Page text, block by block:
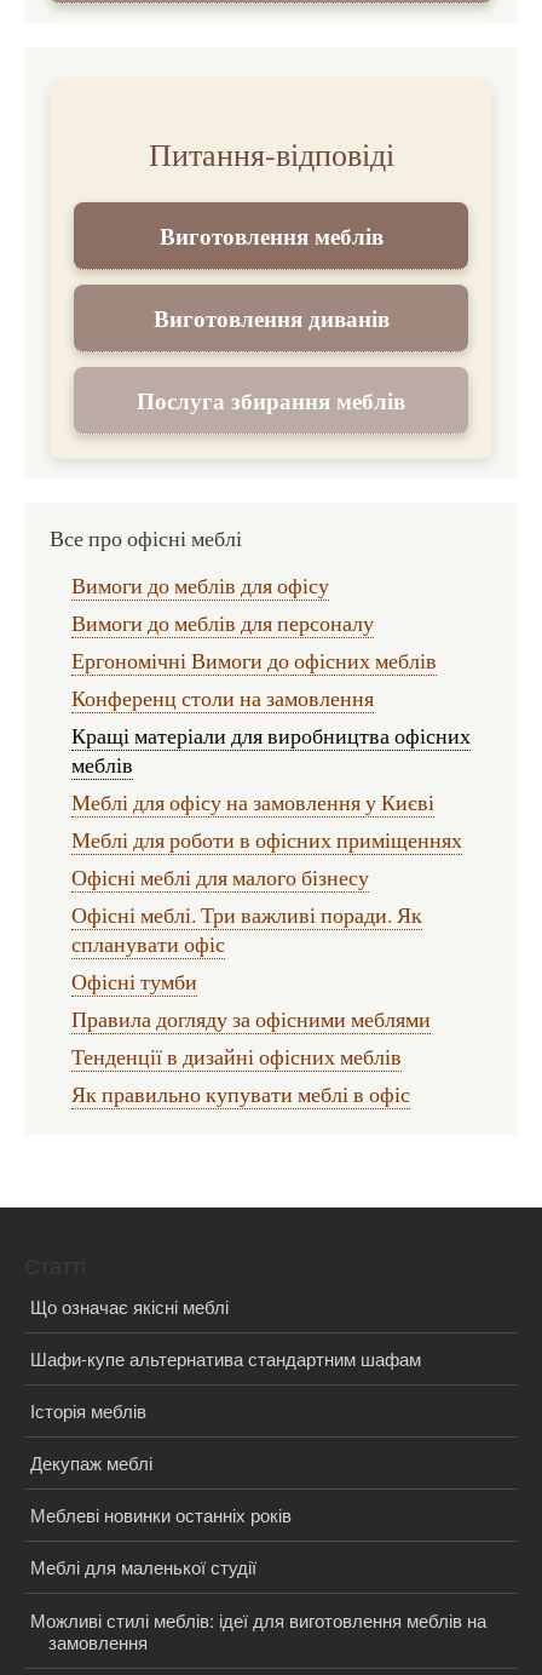
Питання-відповіді
Виготовлення меблів
Виготовлення диванів
Послуга збирання меблів
Все про офісні меблі
Вимоги до меблів для офісу
Вимоги до меблів для персоналу
Ергономічні Вимоги до офісних меблів
Конференц столи на замовлення
Кращі матеріали для виробництва офісних
меблів
Меблі для офісу на замовлення у Києві
Меблі для роботи в офісних приміщеннях
Офісні меблі для малого бізнесу
Офісні меблі. Три важливі поради. Як
спланувати офіс
Офісні тумби
Правила догляду за офісними меблями
Тенденції в дизайні офісних меблів
Як правильно купувати меблі в офіс
Що означає якісні меблі
Шафи-купе альтернатива стандартним шафам
Історія меблів
Декупаж меблі
Меблеві новинки останніх років
Меблі для маленької студії
Можливі стилі меблів: ідеї для виготовлення меблів на
замовлення